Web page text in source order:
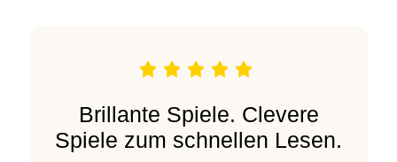
Brillante Spiele. Clevere
Spiele zum schnellen Lesen.